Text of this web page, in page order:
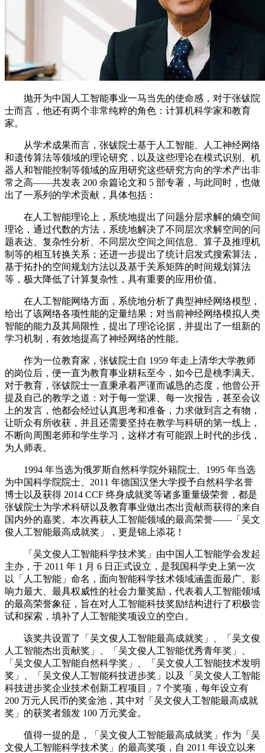
抛开为中国人工智能事业一马当先的使命感，对于张钹院
士而言，他还有两个非常纯粹的角色：计算机科学家和教育
家。
从学术成果而言，张钹院士基于人工智能、人工神经网络
和遗传算法等领域的理论研究，以及这些理论在模式识别、机
器人和智能控制等领域的应用研究这些研究方向的学术产出非
常之高——共发表 200 余篇论文和 5 部专著，与此同时，也做
出了一系列的学术贡献，具体包括：
在人工智能理论上，系统地提出了问题分层求解的熵空间
理论，通过代数的方法，系统地解决了不同层次求解空间的问
题表达、复杂性分析、不同层次空间之间信息、算子及推理机
制等的相互转换关系；还进一步提出了统计启发式搜索算法，
基于拓扑的空间规划方法以及基于关系矩阵的时间规划算法
等，极大降低了计算复杂性，具有重要的应用价值。
在人工智能网络方面，系统地分析了典型神经网络模型，
给出了该网络各项性能的定量结果；对当前神经网络模拟人类
智能的能力及其局限性，提出了理论论据，并提出了一组新的
学习机制，有效地提高了神经网络的性能。
作为一位教育家，张钹院士自 1959 年走上清华大学教师
的岗位后，便一直为教育事业耕耘至今，如今已是桃李满天。
对于教育，张钹院士一直秉承着严谨而诚恳的态度，他曾公开
提及自己的教学之道：对于每一堂课、每一次报告，甚至会议
上的发言，他都会经过认真思考和准备，力求做到言之有物，
让听众有所收获，并且还需要坚持在教学与科研的第一线上，
不断向周围老师和学生学习，这样才有可能跟上时代的步伐，
为人师表。
1994 年当选为俄罗斯自然科学院外籍院士、1995 年当选
为中国科学院院士、2011 年德国汉堡大学授予自然科学名誉
博士以及获得 2014 CCF 终身成就奖等诸多重量级荣誉，都是
张钹院士为学术科研以及教育事业做出杰出贡献而获得的来自
国内外的嘉奖。本次再获人工智能领域的最高荣誉——「吴文
俊人工智能最高成就奖」，更是锦上添花！
「吴文俊人工智能科学技术奖」由中国人工智能学会发起
主办，于 2011 年 1 月 6 日正式设立，是我国科学史上第一次
以「人工智能」命名，面向智能科学技术领域涵盖面最广、影
响力最大、最具权威性的社会力量奖励，代表着人工智能领域
的最高荣誉象征，旨在对人工智能科技奖励结构进行了积极尝
试和探索，填补了人工智能奖项设立的空白。
该奖共设置了「吴文俊人工智能最高成就奖」、「吴文俊
人工智能杰出贡献奖」、「吴文俊人工智能优秀青年奖」、
「吴文俊人工智能自然科学奖」、「吴文俊人工智能技术发明
奖」、「吴文俊人工智能科技进步奖」以及「吴文俊人工智能
科技进步奖企业技术创新工程项目」7 个奖项，每年设立有
200 万元人民币的奖金池，其中对「吴文俊人工智能最高成就
奖」的获奖者颁发 100 万元奖金。
值得一提的是，「吴文俊人工智能最高成就奖」作为「吴
文俊人工智能科学技术奖」的最高奖项，自 2011 年设立以来